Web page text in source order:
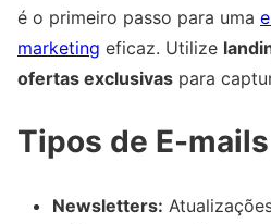
é o primeiro passo para uma
marketing eficaz. Utilize
ofertas exclusivas para
Tipos de E-mails
Newsletters: